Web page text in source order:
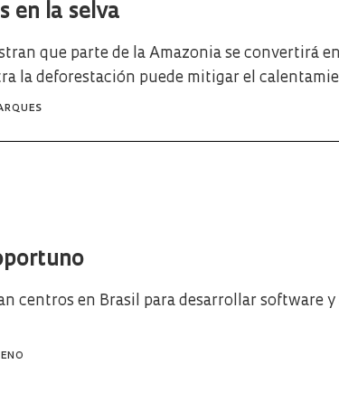
en la selva
que parte de la Amazonia se convertirá
la deforestación puede mitigar el
centros en Brasil para desarrollar software